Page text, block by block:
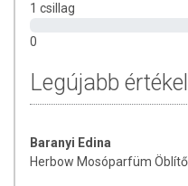
TOVÁBBI
Tárolás: Száraz, hűvös helyen
1 csillag
0
Legújabb
Baranyi Edina
Herbow Mosóparfüm